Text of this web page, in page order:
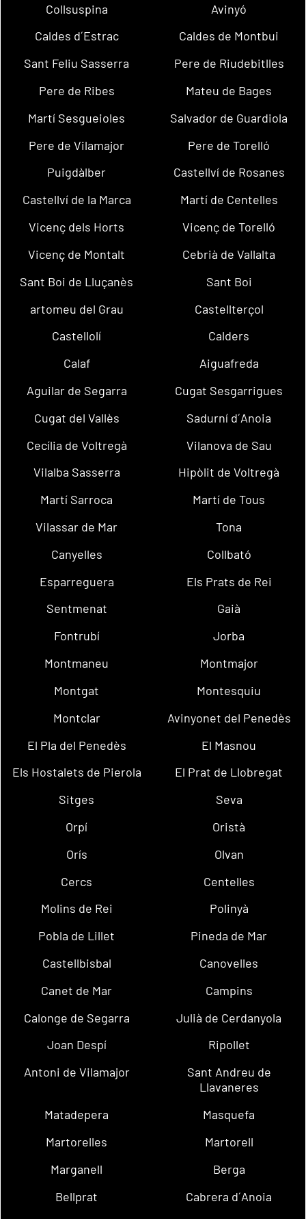
Collsuspina
Avinyó
Caldes d´Estrac
Caldes de Montbui
Sant Feliu Sasserra
Pere de Riudebitlles
Pere de Ribes
Mateu de Bages
Martí Sesgueioles
Salvador de Guardiola
Pere de Vilamajor
Pere de Torelló
Puigdàlber
Castellví de Rosanes
Castellví de la Marca
Martí de Centelles
Vicenç dels Horts
Vicenç de Torelló
Vicenç de Montalt
Cebrià de Vallalta
Sant Boi de Lluçanès
Sant Boi
artomeu del Grau
Castellterçol
Castellolí
Calders
Calaf
Aiguafreda
Aguilar de Segarra
Cugat Sesgarrigues
Cugat del Vallès
Sadurní d´Anoia
Cecília de Voltregà
Vilanova de Sau
Vilalba Sasserra
Hipòlit de Voltregà
Martí Sarroca
Martí de Tous
Vilassar de Mar
Tona
Canyelles
Collbató
Esparreguera
Els Prats de Rei
Sentmenat
Gaià
Fontrubí
Jorba
Montmaneu
Montmajor
Montgat
Montesquiu
Montclar
Avinyonet del Penedès
El Pla del Penedès
El Masnou
Els Hostalets de Pierola
El Prat de Llobregat
Sitges
Seva
Orpí
Oristà
Orís
Olvan
Cercs
Centelles
Molins de Rei
Polinyà
Pobla de Lillet
Pineda de Mar
Castellbisbal
Canovelles
Canet de Mar
Campins
Calonge de Segarra
Julià de Cerdanyola
Joan Despí
Ripollet
Antoni de Vilamajor
Sant Andreu de
Llavaneres
Matadepera
Masquefa
Martorelles
Martorell
Marganell
Berga
Bellprat
Cabrera d´Anoia